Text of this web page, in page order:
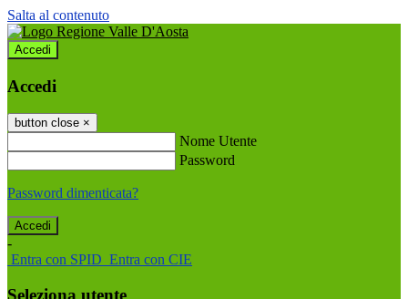
Salta al contenuto
Accedi
Accedi
button close ×
Nome Utente
Password
Password dimenticata?
-
Entra con SPID Entra con CIE
Seleziona utente